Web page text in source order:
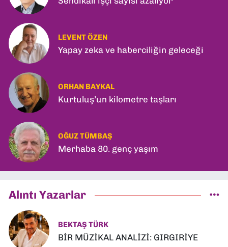
LEVENT ÖZEN
Yapay zeka ve haberciliğin geleceği
ORHAN BAYKAL
Kurtuluş’un kilometre taşları
OĞUZ TÜMBAŞ
Merhaba 80. genç yaşım
Alıntı Yazarlar
BEKTAŞ TÜRK
BİR MÜZİKAL ANALİZİ: GIRGIRİYE